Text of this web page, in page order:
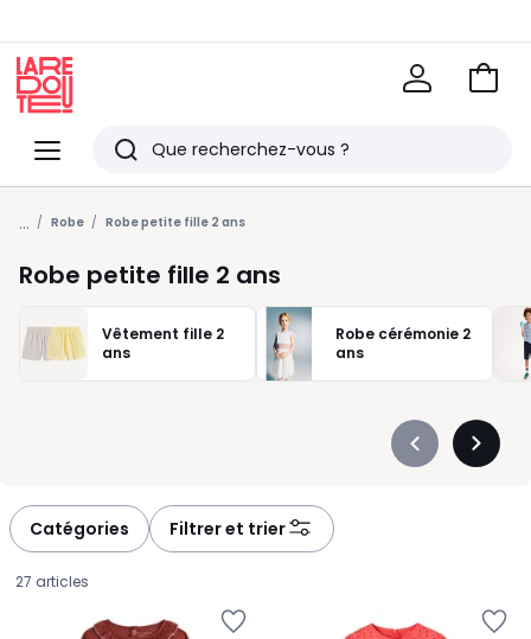
Menu
Redoute
Rechercher
Derniers
articles
vus
Voir
... Robe Robe petite fille 2 ans
Robe petite fille 2 ans
Vêtement fille 2
ans
Robe cérémonie 2
ans
Précédent
Catégories Filtrer et trier
27 articles